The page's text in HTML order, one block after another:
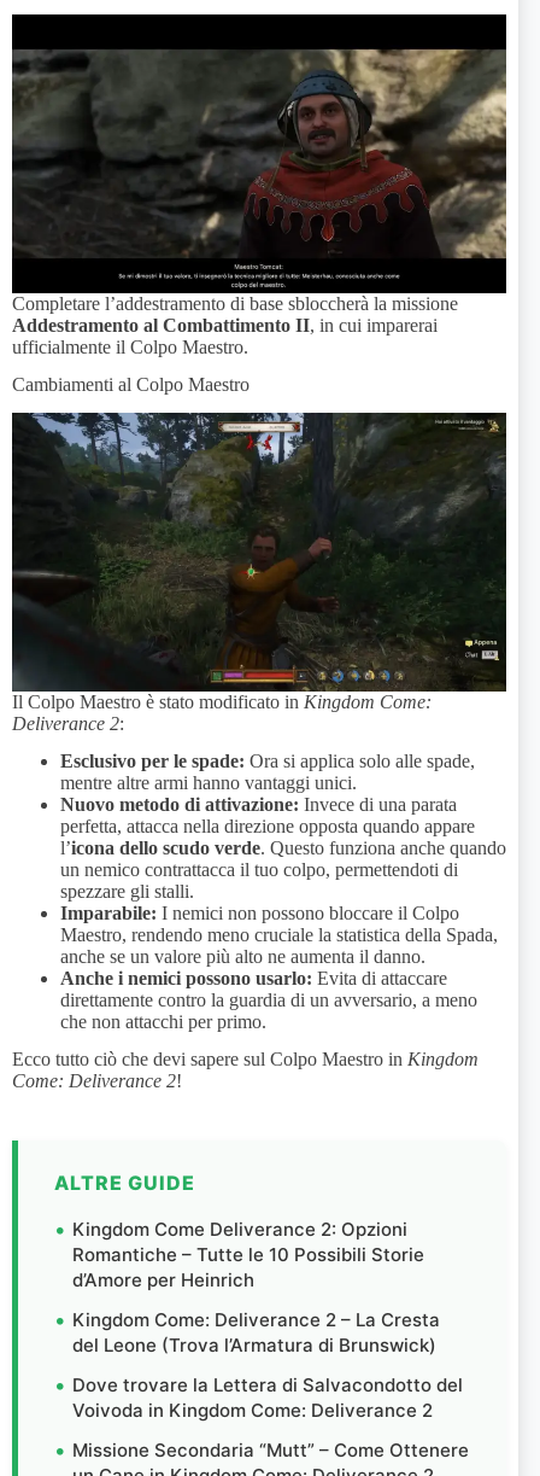
Completare l’addestramento di base sbloccherà la missione
Addestramento al Combattimento II, in cui imparerai
ufficialmente il Colpo Maestro.
Cambiamenti al Colpo Maestro
Il Colpo Maestro è stato modificato in Kingdom Come:
Deliverance 2:
Esclusivo per le spade: Ora si applica solo alle spade,
mentre altre armi hanno vantaggi unici.
Nuovo metodo di attivazione: Invece di una parata
perfetta, attacca nella direzione opposta quando appare
l’icona dello scudo verde. Questo funziona anche quando
un nemico contrattacca il tuo colpo, permettendoti di
spezzare gli stalli.
Imparabile: I nemici non possono bloccare il Colpo
Maestro, rendendo meno cruciale la statistica della Spada,
anche se un valore più alto ne aumenta il danno.
Anche i nemici possono usarlo: Evita di attaccare
direttamente contro la guardia di un avversario, a meno
che non attacchi per primo.
Ecco tutto ciò che devi sapere sul Colpo Maestro in Kingdom
Come: Deliverance 2!
ALTRE GUIDE
Kingdom Come Deliverance 2: Opzioni
Romantiche – Tutte le 10 Possibili Storie
d’Amore per Heinrich
Kingdom Come: Deliverance 2 – La Cresta
del Leone (Trova l’Armatura di Brunswick)
Dove trovare la Lettera di Salvacondotto del
Voivoda in Kingdom Come: Deliverance 2
Missione Secondaria “Mutt” – Come Ottenere